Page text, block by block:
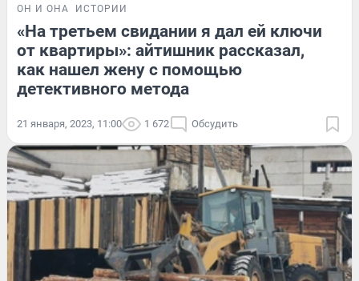
ОН И ОНА ИСТОРИИ
«На третьем свидании я дал ей ключи
от квартиры»: айтишник рассказал,
как нашел жену с помощью
детективного метода
21 января, 2023, 11:00 1 672 Обсудить